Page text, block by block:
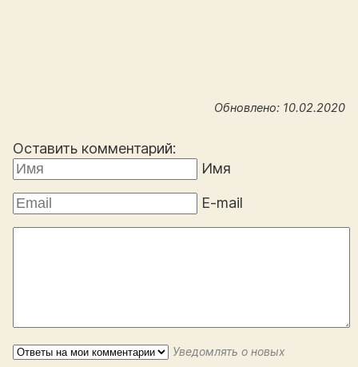
Обновлено: 10.02.2020
Оставить комментарий:
Имя
E-mail
Уведомлять о новых